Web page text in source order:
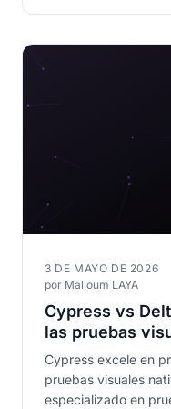
3 DE MAYO DE 2026
por Malloum LAYA
Cypress vs
las pruebas
Cypress?
Cypress excele en
pruebas visuales
especializado en